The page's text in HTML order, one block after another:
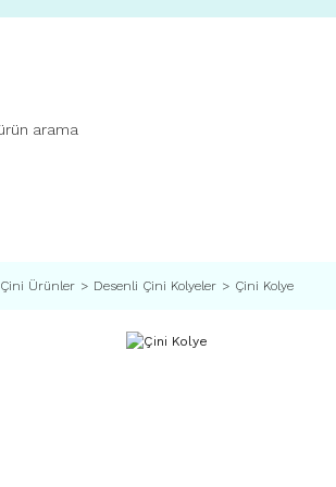
Çini Ürünler Desenli Çini Kolyeler Çini Kolye